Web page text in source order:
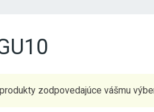
zodpovedajúce vášmu